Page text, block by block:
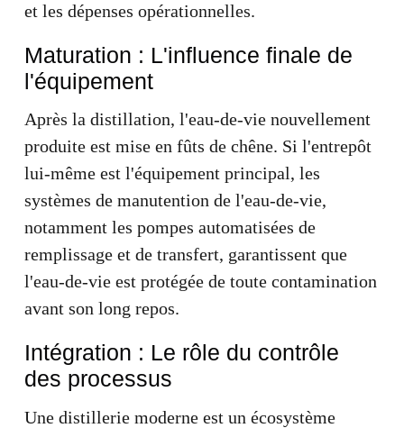
et les dépenses opérationnelles.
Maturation : L'influence finale de
l'équipement
Après la distillation, l'eau-de-vie nouvellement
produite est mise en fûts de chêne. Si l'entrepôt
lui-même est l'équipement principal, les
systèmes de manutention de l'eau-de-vie,
notamment les pompes automatisées de
remplissage et de transfert, garantissent que
l'eau-de-vie est protégée de toute contamination
avant son long repos.
Intégration : Le rôle du contrôle
des processus
Une distillerie moderne est un écosystème